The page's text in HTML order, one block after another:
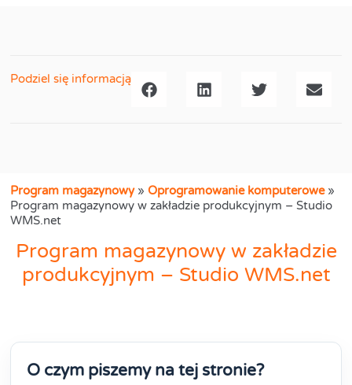
Podziel się informacją
Program magazynowy»Oprogramowanie komputerowe»
Program magazynowy w zakładzie produkcyjnym – Studio
WMS.net
Program magazynowy w zakładzie
produkcyjnym – Studio WMS.net
O czym piszemy na tej stronie?